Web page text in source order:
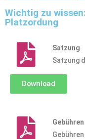
Wichtig zu
Platzordung
Satzung
Satzung
Download
Gebühren